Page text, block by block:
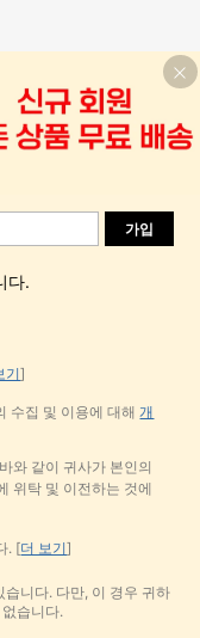
가입
다.
기]
수집 및 이용에 대해개
와 같이 귀사가 본인의
위탁 및 이전하는 것에
. [더 보기]
습니다. 다만, 이 경우 귀하
습니다.